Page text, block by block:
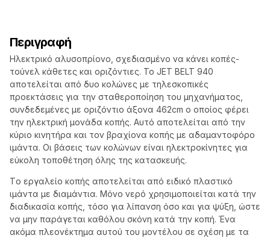
Περιγραφή
Ηλεκτρικό αλυσοπρίονο, σχεδιασμένο να κάνει κοπές-
τούνελ κάθετες και οριζόντιες. Το JET BELT 940
αποτελείται από δυο κολώνες με τηλεσκοπικές
προεκτάσεις για την σταθεροποίηση του μηχανήματος,
συνδεδεμένες με οριζόντιο άξονα 462cm ο οποίος φέρει
την ηλεκτρική μονάδα κοπής. Αυτό αποτελείται από την
κύριο κινητήρα και τον βραχίονα κοπής με αδαμαντοφόρο
ιμάντα. Οι βάσεις των κολώνων είναι ηλεκτροκίνητες για
εύκολη τοποθέτηση όλης της κατασκευής.
Tο εργαλείο κοπής αποτελείται από ειδικό πλαστικό
ιμάντα με διαμάντια. Μόνο νερό χρησιμοποιείται κατά την
διαδικασία κοπής, τόσο για λίπανση όσο και για ψύξη, ώστε
να μην παράγεται καθόλου σκόνη κατά την κοπή. Ένα
ακόμα πλεονέκτημα αυτού του μοντέλου σε σχέση με τα